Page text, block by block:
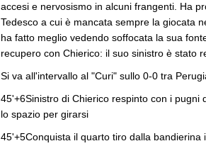
accesi e nervosismo in alcuni frangenti. Ha
Tedesco a cui è mancata sempre la giocata
ha fatto meglio vedendo soffocata la sua
recupero con Chierico: il suo sinistro è stato
Si va all'intervallo al "Curi" sullo 0-0 tra
45'+6Sinistro di Chierico respinto con i pugni
lo spazio per girarsi
45'+5Conquista il quarto tiro dalla bandierina